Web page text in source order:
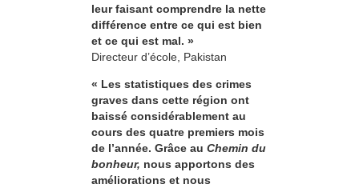
leur faisant comprendre la nette
différence entre ce qui est bien
et ce qui est mal. »
Directeur d’école, Pakistan
« Les statistiques des crimes
graves dans cette région ont
baissé considérablement au
cours des quatre premiers mois
de l’année. Grâce au Chemin du
bonheur, nous apportons des
améliorations et nous